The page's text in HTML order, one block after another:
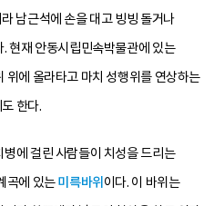
남근석에 손을 대고 빙빙 돌거나
현재 안동시립민속박물관에 있는
위에 올라타고 마치 성행위를 연상하는
한다.
에 걸린 사람들이 치성을 드리는
곡에 있는미륵바위 이다. 이 바위는